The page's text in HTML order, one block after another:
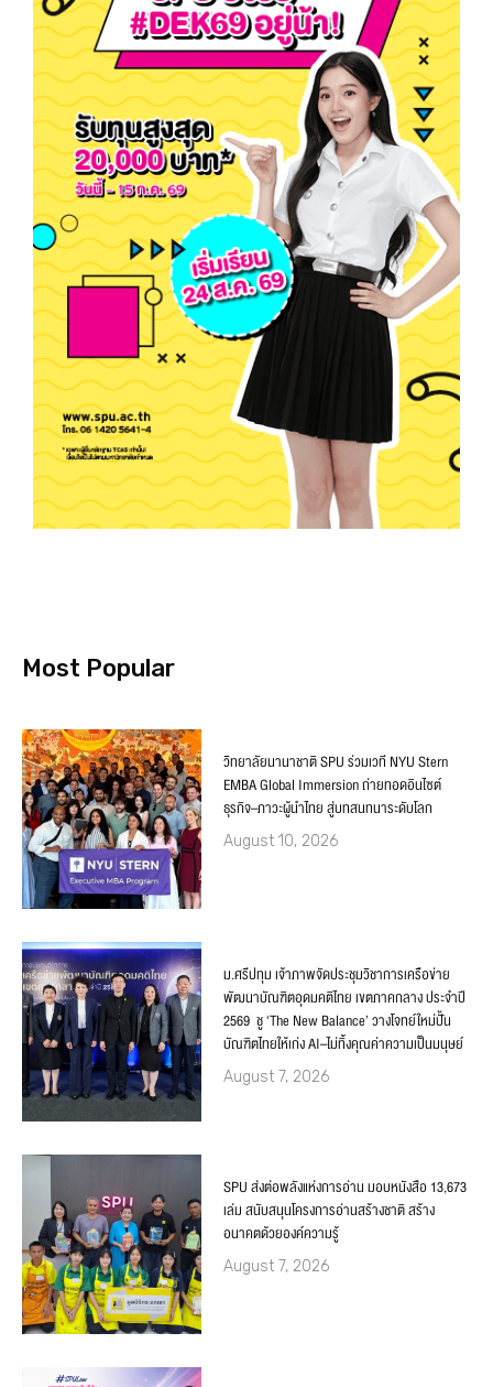
Most Popular
วิทยาลัยนานาชาติ SPU ร่วมเวที NYU Stern
EMBA Global Immersion ถ่ายทอดอินไซต์
ธุรกิจ–ภาวะผู้นำไทย สู่บทสนทนาระดับโลก
August 10, 2026
ม.ศรีปทุม เจ้าภาพจัดประชุมวิชาการเครือข่าย
พัฒนาบัณฑิตอุดมคติไทย เขตภาคกลาง ประจำปี
2569 ชู ‘The New Balance’ วางโจทย์ใหม่ปั้น
บัณฑิตไทยให้เก่ง AI–ไม่ทิ้งคุณค่าความเป็นมนุษย์
August 7, 2026
SPU ส่งต่อพลังแห่งการอ่าน มอบหนังสือ 13,673
เล่ม สนับสนุนโครงการอ่านสร้างชาติ สร้าง
อนาคตด้วยองค์ความรู้
August 7, 2026